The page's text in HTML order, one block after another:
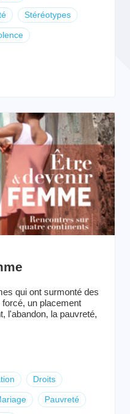
Stéréotypes
qui ont surmonté des
un placement
l'abandon, la pauvreté,
Droits
Pauvreté